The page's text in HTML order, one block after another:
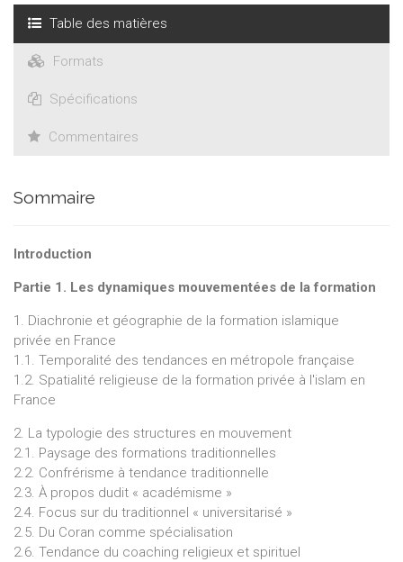
Table des matières
Formats
Spécifications
Commentaires
Sommaire
Introduction
Partie 1. Les dynamiques mouvementées de la formation
1. Diachronie et géographie de la formation islamique
privée en France
1.1. Temporalité des tendances en métropole française
1.2. Spatialité religieuse de la formation privée à l'islam en
France
2. La typologie des structures en mouvement
2.1. Paysage des formations traditionnelles
2.2. Confrérisme à tendance traditionnelle
2.3. À propos dudit « académisme »
2.4. Focus sur du traditionnel « universitarisé »
2.5. Du Coran comme spécialisation
2.6. Tendance du coaching religieux et spirituel